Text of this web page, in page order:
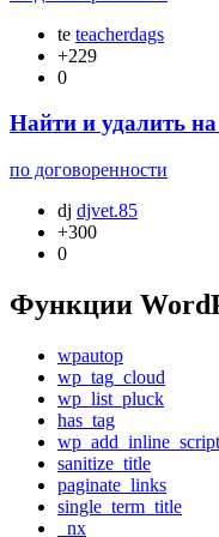
te teacherdags
+229
0
Найти и удалить
по договоренности
dj djvet.85
+300
0
Функции
wpautop
wp_tag_cloud
wp_list_pluck
has_tag
wp_add_inline_script
sanitize_title
paginate_links
single_term_title
_nx